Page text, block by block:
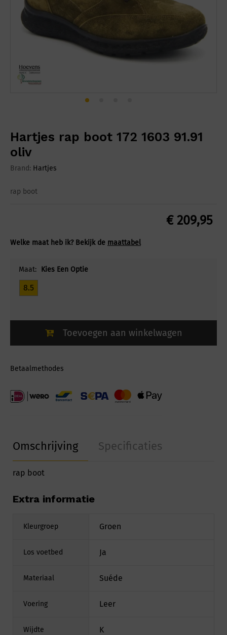
Hartjes rap boot 172 1603 91.91
oliv
Brand: Hartjes
rap boot
€209,95
Welke maat heb ik? Bekijk de maattabel
Maat: Kies Een Optie
8.5
Toevoegen aan winkelwagen
Betaalmethodes
Omschrijving Specificaties
rap boot
Extra informatie
Kleurgroep Groen
Los voetbed Ja
Materiaal Suéde
Voering Leer
Wijdte K